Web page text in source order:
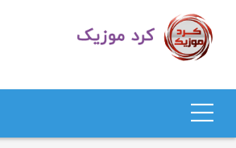
های کردی